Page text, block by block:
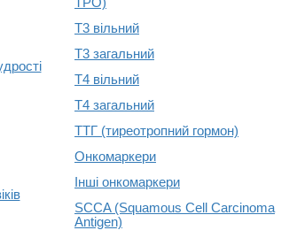
Т3 вільний
Т3 загальний
Т4 вільний
Т4 загальний
ТТГ (тиреотропний гормон)
Онкомаркери
Інші онкомаркери
SCCA (Squamous Cell Carcinoma
Antigen)